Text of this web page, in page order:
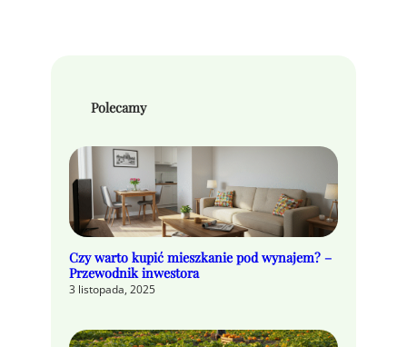
Polecamy
Czy warto kupić mieszkanie pod wynajem? –
Przewodnik inwestora
3 listopada, 2025